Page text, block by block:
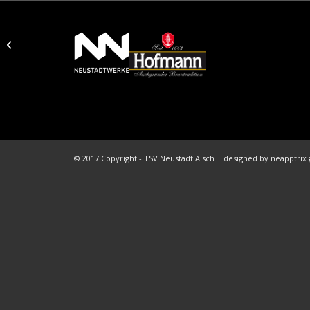
© 2017 Copyright - TSV Neustadt Aisch | designed by neapptrix
Grillen bei der
Neustadtnacht